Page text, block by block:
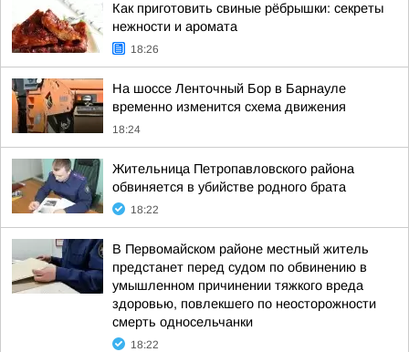
Как приготовить свиные рёбрышки: секреты
нежности и аромата
18:26
На шоссе Ленточный Бор в Барнауле
временно изменится схема движения
18:24
Жительница Петропавловского района
обвиняется в убийстве родного брата
18:22
В Первомайском районе местный житель
предстанет перед судом по обвинению в
умышленном причинении тяжкого вреда
здоровью, повлекшего по неосторожности
смерть односельчанки
18:22